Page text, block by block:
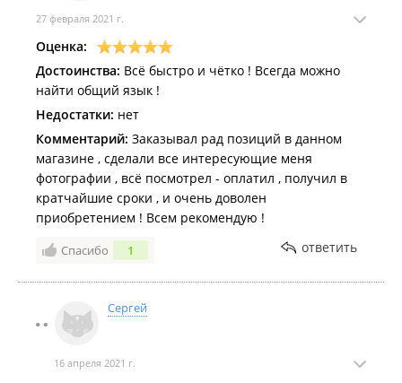
27 февраля 2021 г.
Оценка:
Достоинства: Всё быстро и чётко ! Всегда можно
найти общий язык !
Недостатки: нет
Комментарий: Заказывал рад позиций в данном
магазине , сделали все интересующие меня
фотографии , всё посмотрел - оплатил , получил в
кратчайшие сроки , и очень доволен
приобретением ! Всем рекомендую !
Спасибо 1 ответить
Сергей
16 апреля 2021 г.